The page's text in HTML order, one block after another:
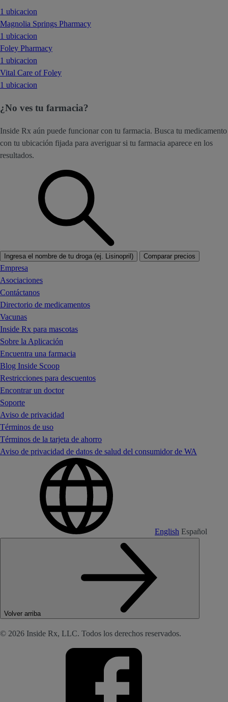
1 ubicacion
Magnolia Springs Pharmacy
1 ubicacion
Foley Pharmacy
1 ubicacion
Vital Care of Foley
1 ubicacion
¿No ves tu farmacia?
Inside Rx aún puede funcionar con tu farmacia. Busca tu medicamento
con tu ubicación fijada para averiguar si tu farmacia aparece en los
resultados.
Ingresa el nombre de tu droga (ej. Lisinopril) Comparar precios
Empresa
Asociaciones
Contáctanos
Directorio de medicamentos
Vacunas
Inside Rx para mascotas
Sobre la Aplicación
Encuentra una farmacia
Blog Inside Scoop
Restricciones para descuentos
Encontrar un doctor
Soporte
Aviso de privacidad
Términos de uso
Términos de la tarjeta de ahorro
Aviso de privacidad de datos de salud del consumidor de WA
English Español
Volver arriba
© 2026 Inside Rx, LLC. Todos los derechos reservados.